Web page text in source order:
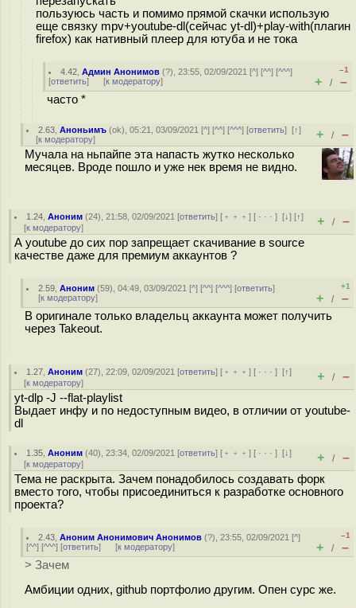
пользуюсь часть и помимо прямой скачки использую
еще связку mpv+youtube-dl(сейчас yt-dl)+play-with(плагин
firefox) как нативный плеер для ютуба и не тока
4.42 ,Админ Анонимов (?), 23:55, 02/09/2021 [^] [^^] [^^^]
[ответить] [к модератору]
–1
+ / –
часто *
2.63 ,Аноньимъ (ok), 05:21, 03/09/2021 [^] [^^] [^^^] [ответить][↑]
[к модератору] + / –
Мучала на ньпайпе эта напасть жутко несколько
месяцев. Вроде пошло и уже нек время не видно.
1.24 ,Аноним (24), 21:58, 02/09/2021 [ответить] [ ﹢﹢﹢] [ · · ·][↓] [↑]
[к модератору] + / –
А youtube до сих пор запрещает скачивание в source
качестве даже для премиум аккаунтов ?
2.59 ,Аноним (59), 04:49, 03/09/2021 [^] [^^] [^^^] [ответить]
[к модератору]
+1
+ / –
В оригинале только владельц аккаунта может получить
через Takeout.
1.27 ,Аноним (27), 22:09, 02/09/2021 [ответить] [ ﹢﹢﹢] [ · · ·][↑]
[к модератору] + / –
yt-dlp -J --flat-playlist
Выдает инфу и по недоступным видео, в отличии от youtube-
dl
1.35 ,Аноним (40), 23:34, 02/09/2021 [ответить] [ ﹢﹢﹢] [ · · ·][↓]
[к модератору] + / –
Тема не раскрыта. Зачем понадобилось создавать форк
вместо того, чтобы присоединиться к разработке основного
проекта?
2.43 ,Аноним Анонимович Анонимов (?), 23:55, 02/09/2021 [^]
[^^] [^^^] [ответить] [к модератору]
–1
+ / –
> Зачем
Амбиции одних, github портфолио другим. Опен сурс же.